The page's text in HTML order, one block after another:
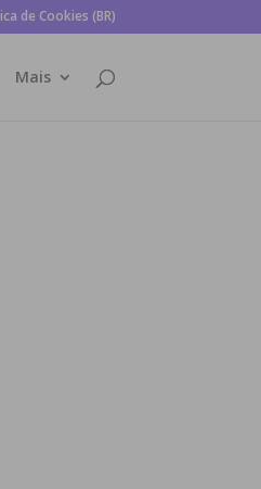
de Cookies (BR)
Mais